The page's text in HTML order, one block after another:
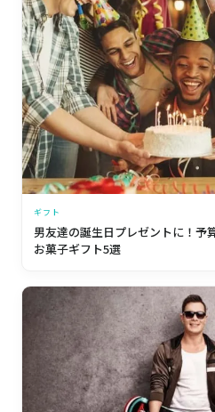
ギフト
男友達の誕生日プレゼントに！予
お菓子ギフト5選